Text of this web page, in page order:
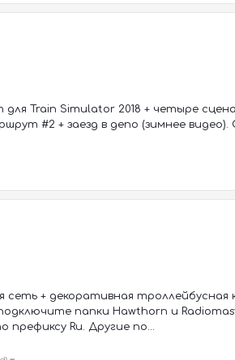
Train Simulator 2018 + четыре
#2 + заезд в депо (зимнее
+ декоративная
папки Hawthorn и
Ru. Другие по...